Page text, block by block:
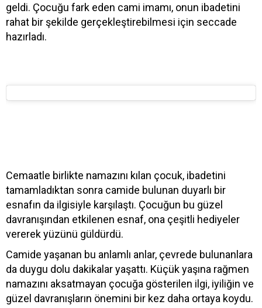
geldi. Çocuğu fark eden cami imamı, onun ibadetini
rahat bir şekilde gerçekleştirebilmesi için seccade
hazırladı.
Cemaatle birlikte namazını kılan çocuk, ibadetini
tamamladıktan sonra camide bulunan duyarlı bir
esnafın da ilgisiyle karşılaştı. Çocuğun bu güzel
davranışından etkilenen esnaf, ona çeşitli hediyeler
vererek yüzünü güldürdü.
Camide yaşanan bu anlamlı anlar, çevrede bulunanlara
da duygu dolu dakikalar yaşattı. Küçük yaşına rağmen
namazını aksatmayan çocuğa gösterilen ilgi, iyiliğin ve
güzel davranışların önemini bir kez daha ortaya koydu.